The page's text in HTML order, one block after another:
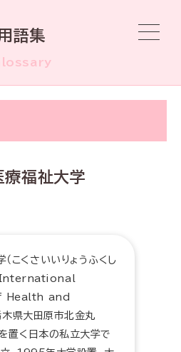
語集
療福祉大学
こくさいいりょうふくし
: International
and
県大田原市北金丸
く日本の私立大学で